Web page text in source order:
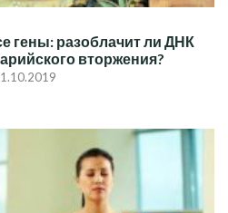
гены: разоблачит ли ДНК
вторжения?